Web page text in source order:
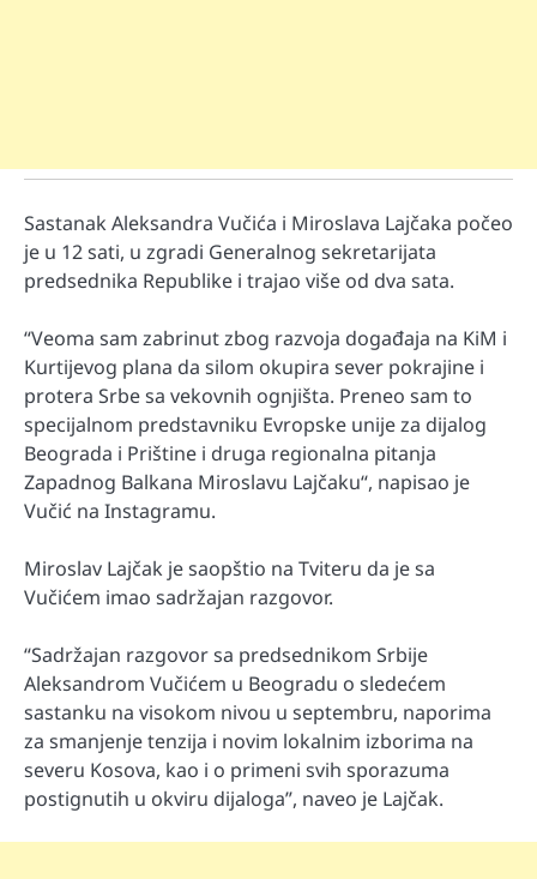
Sastanak Aleksandra Vučića i Miroslava Lajčaka počeo
je u 12 sati, u zgradi Generalnog sekretarijata
predsednika Republike i trajao više od dva sata.
“Veoma sam zabrinut zbog razvoja događaja na KiM i
Kurtijevog plana da silom okupira sever pokrajine i
protera Srbe sa vekovnih ognjišta. Preneo sam to
specijalnom predstavniku Evropske unije za dijalog
Beograda i Prištine i druga regionalna pitanja
Zapadnog Balkana Miroslavu Lajčaku“, napisao je
Vučić na Instagramu.
Miroslav Lajčak je saopštio na Tviteru da je sa
Vučićem imao sadržajan razgovor.
“Sadržajan razgovor sa predsednikom Srbije
Aleksandrom Vučićem u Beogradu o sledećem
sastanku na visokom nivou u septembru, naporima
za smanjenje tenzija i novim lokalnim izborima na
severu Kosova, kao i o primeni svih sporazuma
postignutih u okviru dijaloga”, naveo je Lajčak.